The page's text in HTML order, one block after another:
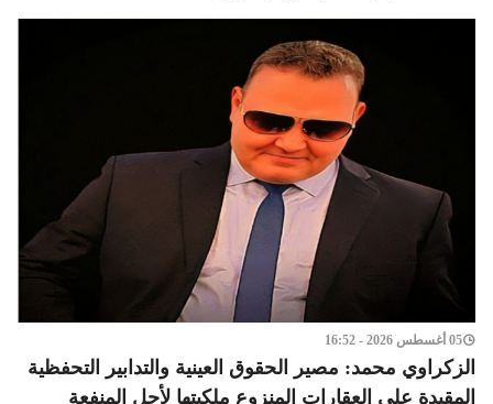
05 أغسطس 2026 - 16:52
الزكراوي محمد: مصير الحقوق العينية والتدابير التحفظية
المقيدة على العقارات المنزوع ملكيتها لأجل المنفعة